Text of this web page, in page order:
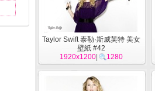
Taylor Swift 泰勒·斯威芙特 美女
壁紙 #42
1920x1200
1280